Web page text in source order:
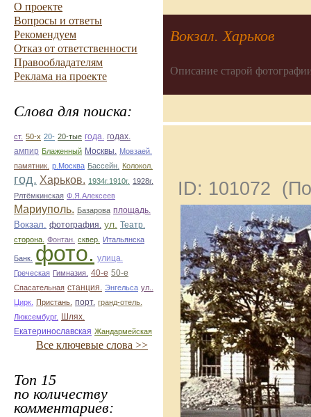
О проекте
Вопросы и ответы
Рекомендуем
Отказ от ответственности
Правообладателям
Реклама на проекте
Слова для поиска:
ст. 50-х 20- 20-тые года. годах.
ампир Блаженный Москвы.
Мовзаей.
памятник. р.Москва Бассейн. Колокол.
год. Харьков. 1934г.1910г. 1928г.
Рлтёмкинская Ф.Я.Алексеев
Мариуполь. Базарова площадь.
Вокзал. фотография. ул. Театр.
сторона. Фонтан. сквер. Итальянска
Банк. фото. улица.
Греческая Гимназия. 40-е 50-е
Спасательная станция. Энгельса ул..
Цирк.
Пристань. порт. гранд-отель.
Люксембург.
Шлях.
Екатеринославская Жандармейская
Все ключевые слова >>
Топ 15
по количеству
комментариев:
Вокзал. Харьков
Описание старой
ID: 101072